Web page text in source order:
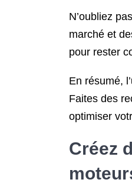
N’oubliez
marché et
pour rester
En résumé,
Faites des
optimiser
Créez